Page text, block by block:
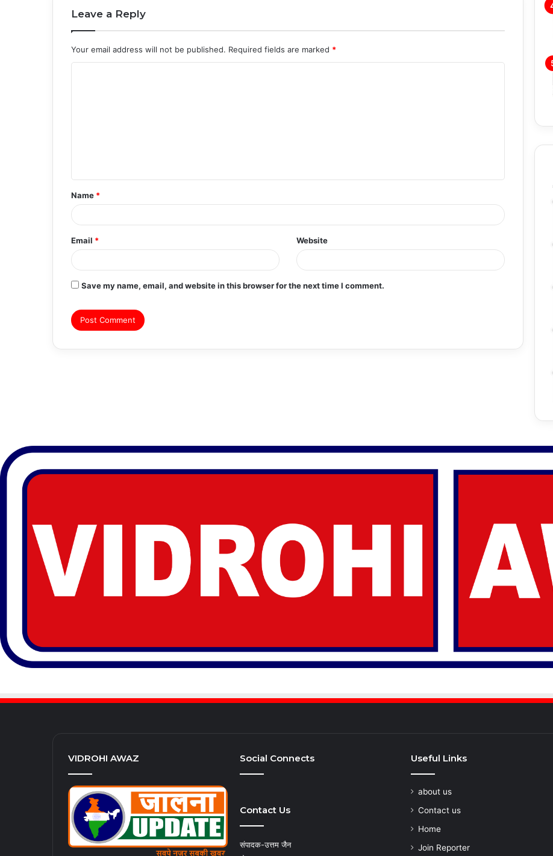
Leave a Reply
Your email address will not be published. Required fields are marked *
t
*
Name *
Email * Website
Save my name, email, and website in this browser for the next time I comment.
VIDROHI AWAZ Social Connects
Contact Us
संपादक-उत्तम जैन
Useful Links
about us
Contact us
Home
Join Reporter